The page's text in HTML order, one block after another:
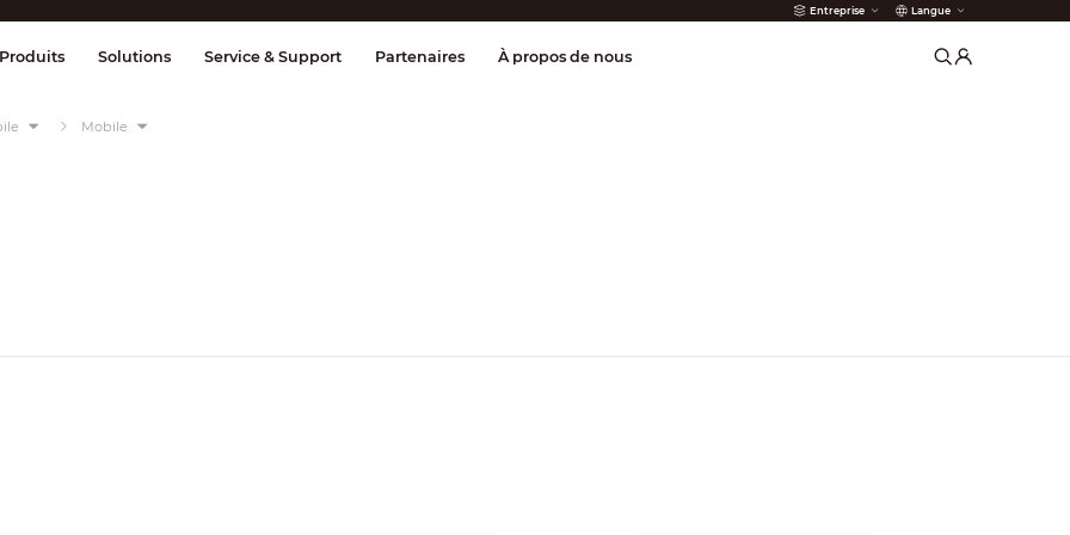
Entreprise Langue
& Contrôle Transmission Détection incendie
Produits Solutions Service & Support Partenaires À propos de nous
Mobile